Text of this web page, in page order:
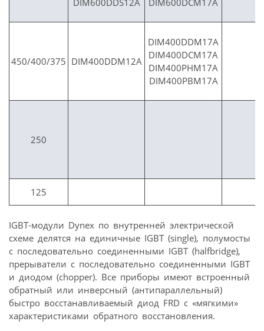
450/400/375 DIM400DDM12A
DIM400DDM17A
DIM400DCM17A
DIM400PHM17A
DIM400PBM17A
250
125
IGBT-модули Dynex по внутренней электрической
схеме делятся на единичные IGBT (single), полумосты
с последовательно соединенными IGBT (halfbridge),
прерыватели с последовательно соединенными IGBT
и диодом (chopper). Все приборы имеют встроенный
обратный или инверсный (антипараллельный)
быстро восстанавливаемый диод FRD с «мягкими»
характеристиками обратного восстановления.